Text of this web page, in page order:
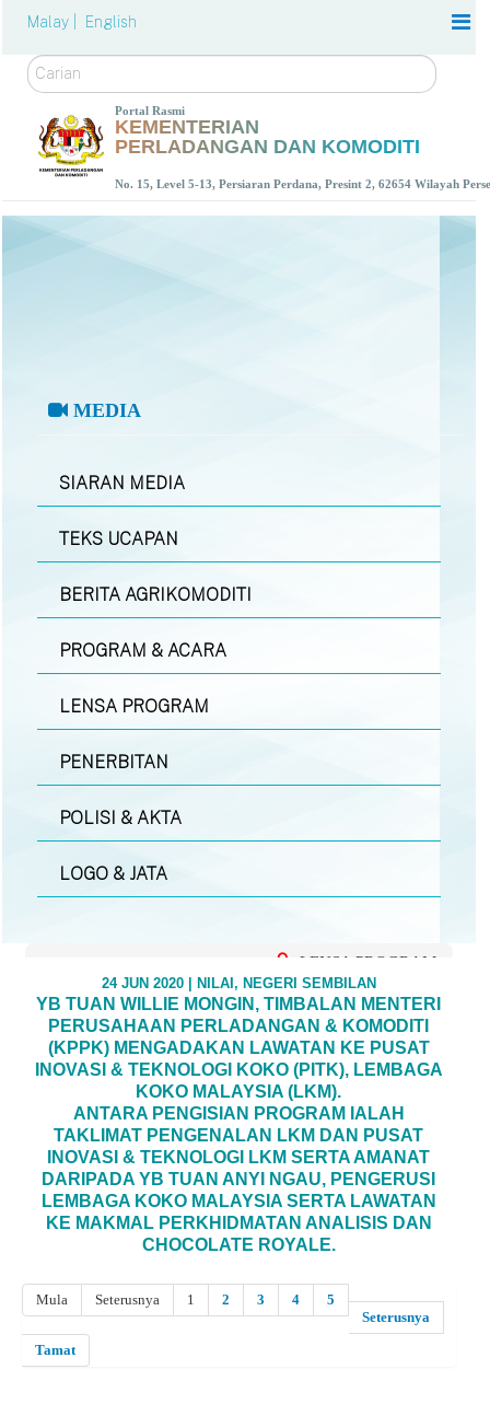
Malay | English
Carian
Portal Rasmi
KEMENTERIAN
PERLADANGAN DAN KOMODITI
No. 15, Level 5-13, Persiaran Perdana, Presint 2, 62654 Wilayah
MEDIA
SIARAN MEDIA
TEKS UCAPAN
BERITA AGRIKOMODITI
PROGRAM & ACARA
LENSA PROGRAM
PENERBITAN
POLISI & AKTA
LOGO & JATA
LENSA PROGRAM
24 JUN 2020 | NILAI, NEGERI SEMBILAN
YB TUAN WILLIE MONGIN, TIMBALAN MENTERI
PERUSAHAAN PERLADANGAN & KOMODITI
(KPPK) MENGADAKAN LAWATAN KE PUSAT
INOVASI & TEKNOLOGI KOKO (PITK), LEMBAGA
KOKO MALAYSIA (LKM).
ANTARA PENGISIAN PROGRAM IALAH
TAKLIMAT PENGENALAN LKM DAN PUSAT
INOVASI & TEKNOLOGI LKM SERTA AMANAT
DARIPADA YB TUAN ANYI NGAU, PENGERUSI
LEMBAGA KOKO MALAYSIA SERTA LAWATAN
KE MAKMAL PERKHIDMATAN ANALISIS DAN
CHOCOLATE ROYALE.
Mula Seterusnya 1 2 3 4
5
Seterusnya
Tamat